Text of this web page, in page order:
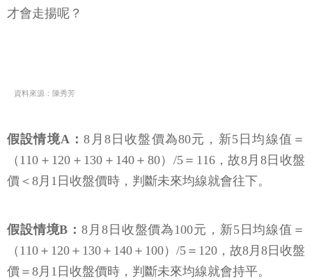
才會走揚呢？
資料來源：陳秀芳
假設情境A：8月8日收盤價為80元，新5日均線值＝
（110＋120＋130＋140＋80）/5＝116，故8月8日收盤
價＜8月1日收盤價時，判斷未來均線就會往下。
假設情境B：8月8日收盤價為100元，新5日均線值＝
（110＋120＋130＋140＋100）/5＝120，故8月8日收盤
價＝8月1日收盤價時，判斷未來均線就會持平。